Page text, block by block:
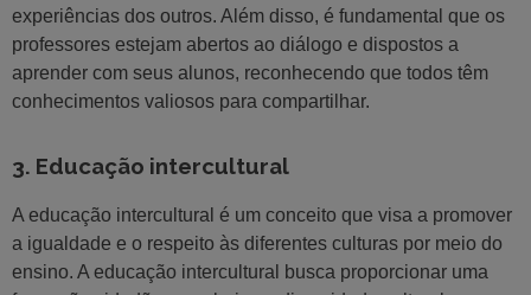
experiências dos outros. Além disso, é fundamental que os
professores estejam abertos ao diálogo e dispostos a
aprender com seus alunos, reconhecendo que todos têm
conhecimentos valiosos para compartilhar.
3. Educação intercultural
A educação intercultural é um conceito que visa a promover
a igualdade e o respeito às diferentes culturas por meio do
ensino. A educação intercultural busca proporcionar uma